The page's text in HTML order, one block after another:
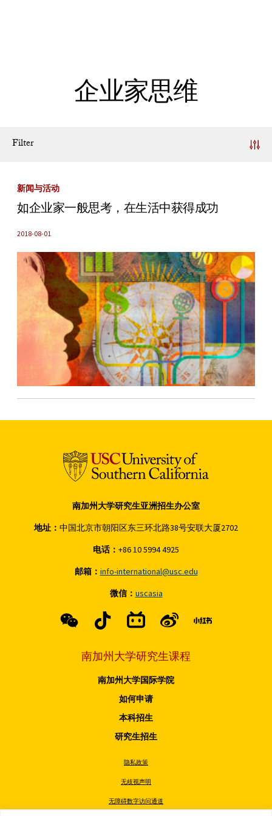
企业家思维
Filter
News Listing
新闻与活动
如企业家一般思考，在生活中获得成功
2018-08-01
南加州大学研究生亚洲招生办公室
地址： 中国北京市朝阳区东三环北路38号安联大厦2702
电话： +86 10 5994 4925
邮箱： info-international@usc.edu
微信： uscasia
南加州大学研究生课程
南加州大学国际学院
如何申请
本科招生
研究生招生
隐私政策
无歧视声明
无障碍数字访问通道